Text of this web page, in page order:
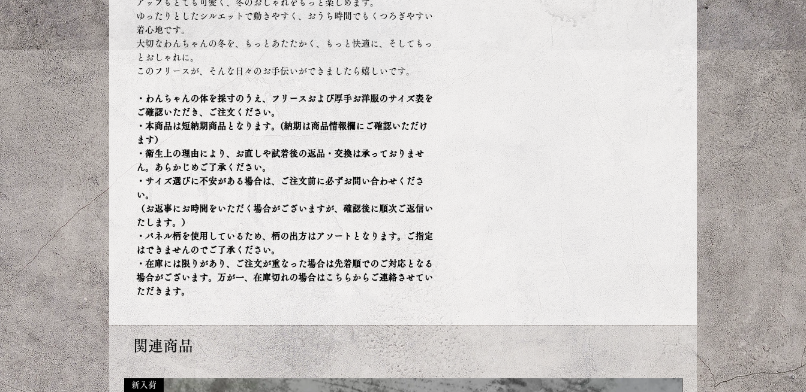
アップもとても可愛く、冬のおしゃれをもっと楽しめます。
ゆったりとしたシルエットで動きやすく、おうち時間でもくつろぎやすい
着心地です。
大切なわんちゃんの冬を、もっとあたたかく、もっと快適に、そしてもっ
とおしゃれに。
このフリースが、そんな日々のお手伝いができましたら嬉しいです。
・わんちゃんの体を採寸のうえ、フリースおよび厚手お洋服のサイズ表を
ご確認いただき、ご注文ください。
・本商品は短納期商品となります。(納期は商品情報欄にご確認いただけ
ます）
・衛生上の理由により、お直しや試着後の返品・交換は承っておりませ
ん。あらかじめご了承ください。
・サイズ選びに不安がある場合は、ご注文前に必ずお問い合わせくださ
い。
（お返事にお時間をいただく場合がございますが、確認後に順次ご返信い
たします。）
・パネル柄を使用しているため、柄の出方はアソートとなります。ご指定
はできませんのでご了承ください。
・在庫には限りがあり、ご注文が重なった場合は先着順でのご対応となる
場合がございます。万が一、在庫切れの場合はこちらからご連絡させてい
ただきます。
6
Kg
ト級
S2
9
43~4
ライ
ト級
SM2
45-
3
49~5
7~9
Kg
ミド
ML
33~3
5
7
35
Kg
36~3
11~1
4Kg
ヘビ
※お洋服のパターンは、生地の厚みに合わせ
て作ってあるため、大きめな作りになってお
※サイズ選びについて,わんちゃんのヌード寸
法を基にサイズをお選び下さい。
※首回りと胴回りはわんちゃんのサイズ範囲
を表し、背丈はお洋服の丈の長さを表してい
ます。
※女の子の前丈は長めの作りになっておりま
関連商品
新入荷 新入荷